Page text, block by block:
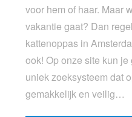
voor hem of haar. Maar
vakantie gaat? Dan
kattenoppas in
ook! Op onze site kun
uniek zoeksysteem dat
gemakkelijk en veilig…